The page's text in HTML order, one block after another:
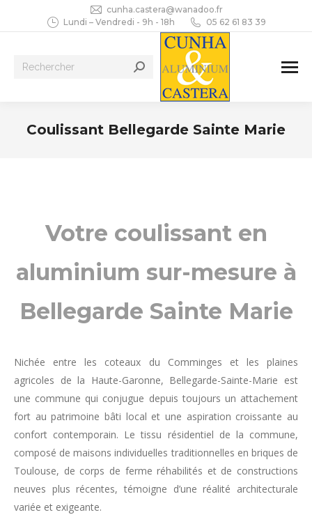
cunha.castera@wanadoo.fr
Lundi – Vendredi - 9h - 18h
05 62 61 83 39
Recherche
Coulissant Bellegarde Sainte Marie
Votre coulissant en
aluminium sur-mesure à
Bellegarde Sainte Marie
Nichée entre les coteaux du Comminges et les plaines
agricoles de la Haute-Garonne, Bellegarde-Sainte-Marie est
une commune qui conjugue depuis toujours un attachement
fort au patrimoine bâti local et une aspiration croissante au
confort contemporain. Le tissu résidentiel de la commune,
composé de maisons individuelles traditionnelles en briques de
Toulouse, de corps de ferme réhabilités et de constructions
neuves plus récentes, témoigne d’une réalité architecturale
variée et exigeante.